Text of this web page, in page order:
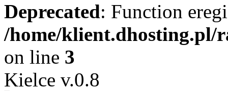
Deprecated: Function
/home/
on line 3
Kielce v.0.8